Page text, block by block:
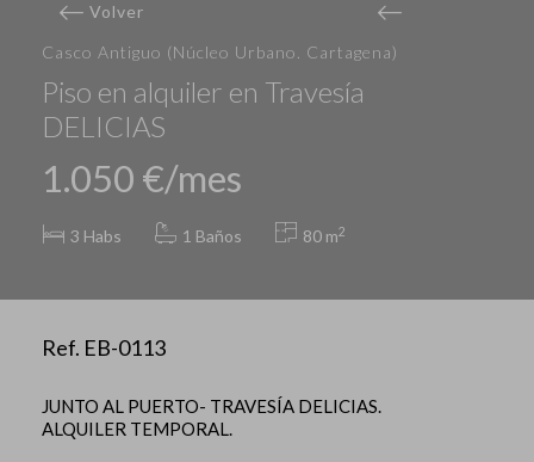
Volver
Casco Antiguo (Núcleo Urbano. Cartagena)
Piso en alquiler en Travesía
DELICIAS
1.050 €/mes
3 Habs 1 Baños 80 m2
Ref. EB-0113
JUNTO AL PUERTO- TRAVESÍA DELICIAS.
ALQUILER TEMPORAL.